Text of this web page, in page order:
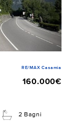
RE/MAX Casamia
160.000€
2 Bagni